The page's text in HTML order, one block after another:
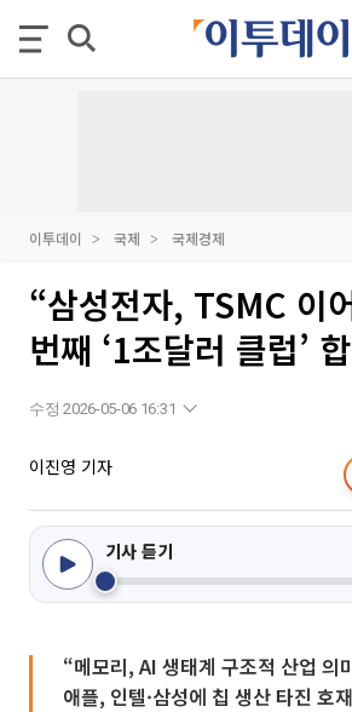
이투데이 국제 국제경제
“삼성전자, TSMC 이
번째 ‘1조달러 클럽’
수정 2026-05-06 16:31
이진영 기자
기사 듣기
“메모리, AI 생태계 구조적 산업 의
애플, 인텔·삼성에 칩 생산 타진 호